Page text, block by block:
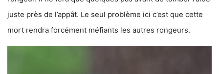
juste près de l’appât. Le seul problème ici c’est que cette
mort rendra forcément méfiants les autres rongeurs.